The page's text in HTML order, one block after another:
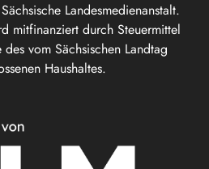
Landesmedienanstalt.
mitfinanziert durch Steuermittel
vom Sächsischen Landtag
Haushaltes.